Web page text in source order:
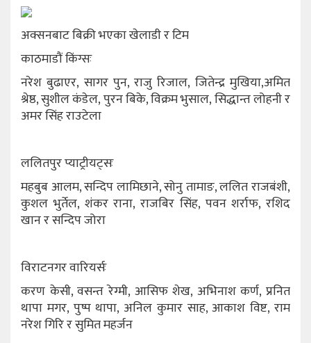
अक्सनबाट बिक्री भएका खेलाडी र टिम
काठमाडौं किंग्सः
नरेश बुढाएर, सागर पुन, राजु रिजाल, जितेन्द्र मुखिया,अमित
श्रेष्ठ, सुशील कंडेल, पुरन बिके, विक्रम भुसाल, सिद्धान्त लोहनी र
अमर सिंह राउटेला
ललितपुर प्याट्रीयट्सः
महबुब आलम, सन्दिप लामिछाने, सोनु तामाङ, ललित राजबंशी,
कुशल भुर्तेल, शंकर राना, राजबिर सिंह, पवन शर्राफ, रशिद
खान र सन्दिप जोरा
विराटनगर वारियर्सः
करण केसी, वसन्त रेग्मी, आसिफ शेख, अभिनाश कर्ण, प्रनित
थापा मगर, पुष्प थापा, अनिल कुमार साह, आकाश विष्ट, राम
नरेश गिरि र सुमित महर्जन